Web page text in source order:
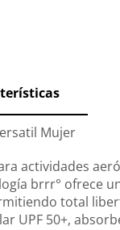
Mujer
actividades
brrr° ofrece
total
UPF 50+,